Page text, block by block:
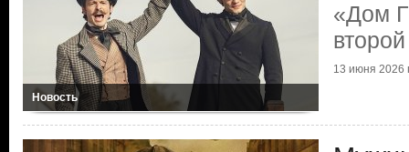
Новость
«Дом
13 июня 2026